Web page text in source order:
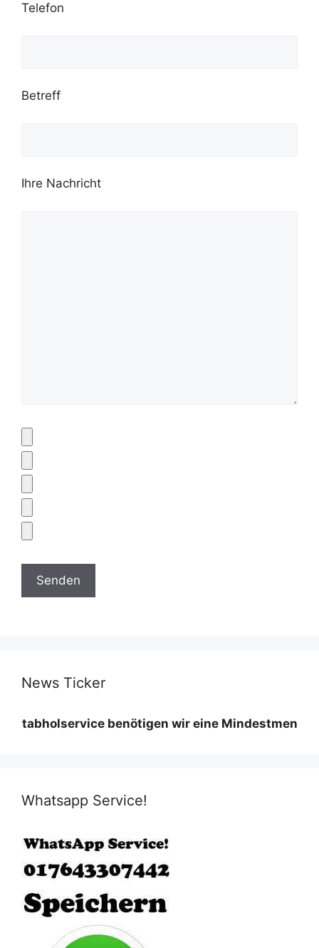
Telefon
Betreff
Ihre Nachricht
News Ticker
benötigen wir eine Mindestmenge diese
Whatsapp Service!